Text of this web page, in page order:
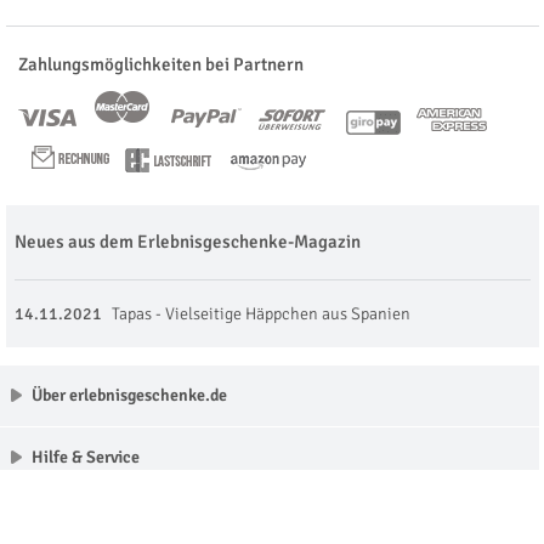
Zahlungsmöglichkeiten bei Partnern
Neues aus dem Erlebnisgeschenke-Magazin
14.11.2021 Tapas - Vielseitige Häppchen aus Spanien
Über erlebnisgeschenke.de
Hilfe & Service